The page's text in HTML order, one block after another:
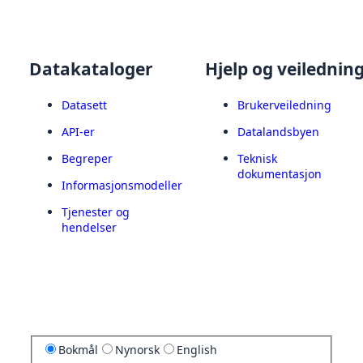
Datakataloger
Datasett
API-er
Begreper
Informasjonsmodeller
Tjenester og
hendelser
Hjelp og
Brukerveiledning
Datalandsbyen
Teknisk
dokumentasjon
Bokmål Nynorsk English